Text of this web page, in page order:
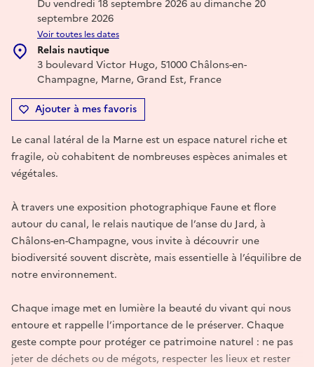
Du vendredi 18 septembre 2026 au dimanche 20
septembre 2026
Voir toutes les dates
Relais nautique
3 boulevard Victor Hugo, 51000 Châlons-en-
Champagne, Marne, Grand Est, France
Ajouter à mes favoris
Le canal latéral de la Marne est un espace naturel riche et
fragile, où cohabitent de nombreuses espèces animales et
végétales.
À travers une exposition photographique Faune et flore
autour du canal, le relais nautique de l’anse du Jard, à
Châlons-en-Champagne, vous invite à découvrir une
biodiversité souvent discrète, mais essentielle à l’équilibre de
notre environnement.
Chaque image met en lumière la beauté du vivant qui nous
entoure et rappelle l’importance de le préserver. Chaque
geste compte pour protéger ce patrimoine naturel : ne pas
jeter de déchets ou de mégots, respecter les lieux et rester